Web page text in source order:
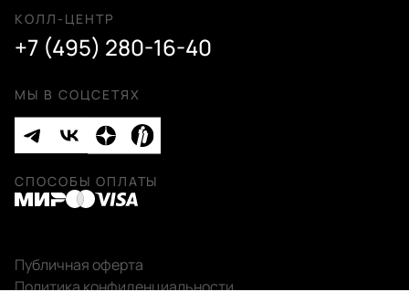
КОЛЛ-ЦЕНТР
+7 (495) 280-16-40
МЫ В СОЦСЕТЯХ
Публичная оферта
Политика конфиденциальности
СПОСОБЫ ОПЛАТЫ